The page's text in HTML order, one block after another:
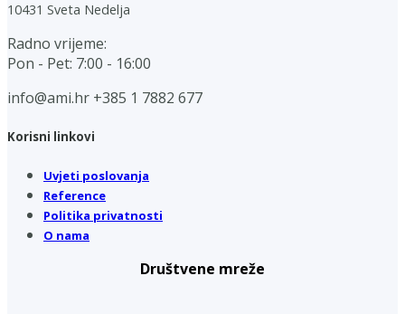
10431 Sveta Nedelja
Radno vrijeme:
Pon - Pet: 7:00 - 16:00
info@ami.hr +385 1 7882 677
Korisni linkovi
Uvjeti poslovanja
Reference
Politika privatnosti
O nama
Društvene mreže